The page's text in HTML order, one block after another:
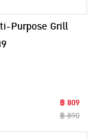
Purpose Grill
฿ 809
฿ 890